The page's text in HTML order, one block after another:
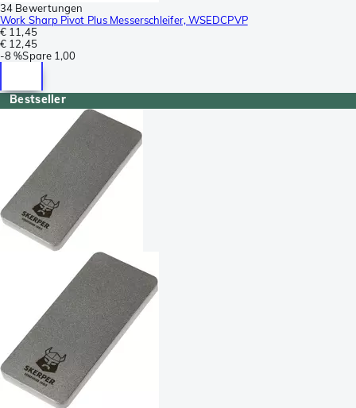
34 Bewertungen
Work Sharp Pivot Plus Messerschleifer, WSEDCPVP
€ 11,45
€ 12,45
-8 %Spare 1,00
Bestseller